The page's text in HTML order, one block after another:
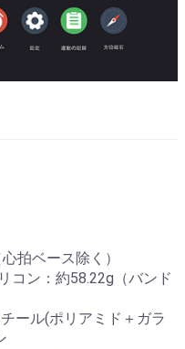
拍ベース除く）
コン：約58.22g（バンド
ール(ポリアミド＋ガラ